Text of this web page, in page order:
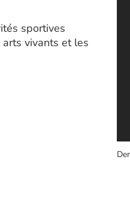
sportives
vivants et les